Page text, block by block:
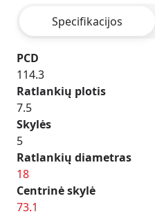
POLISHEDSpecifikacijos
PCD
114.3
Ratlankių plotis
7.5
Skylės
5
Ratlankių diametras
18
Centrinė skylė
73.1